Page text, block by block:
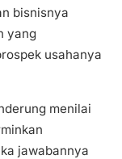
bisnisnya
yang
usahanya
menilai
jawabannya